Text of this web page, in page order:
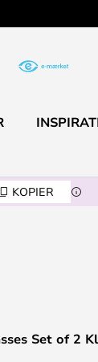
KOPIER
Set of 2